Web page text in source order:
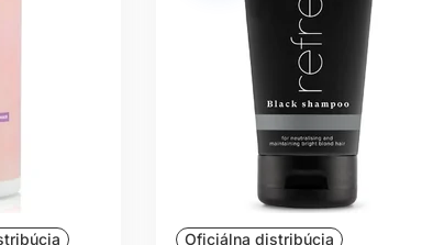
Oficiálna distribúcia